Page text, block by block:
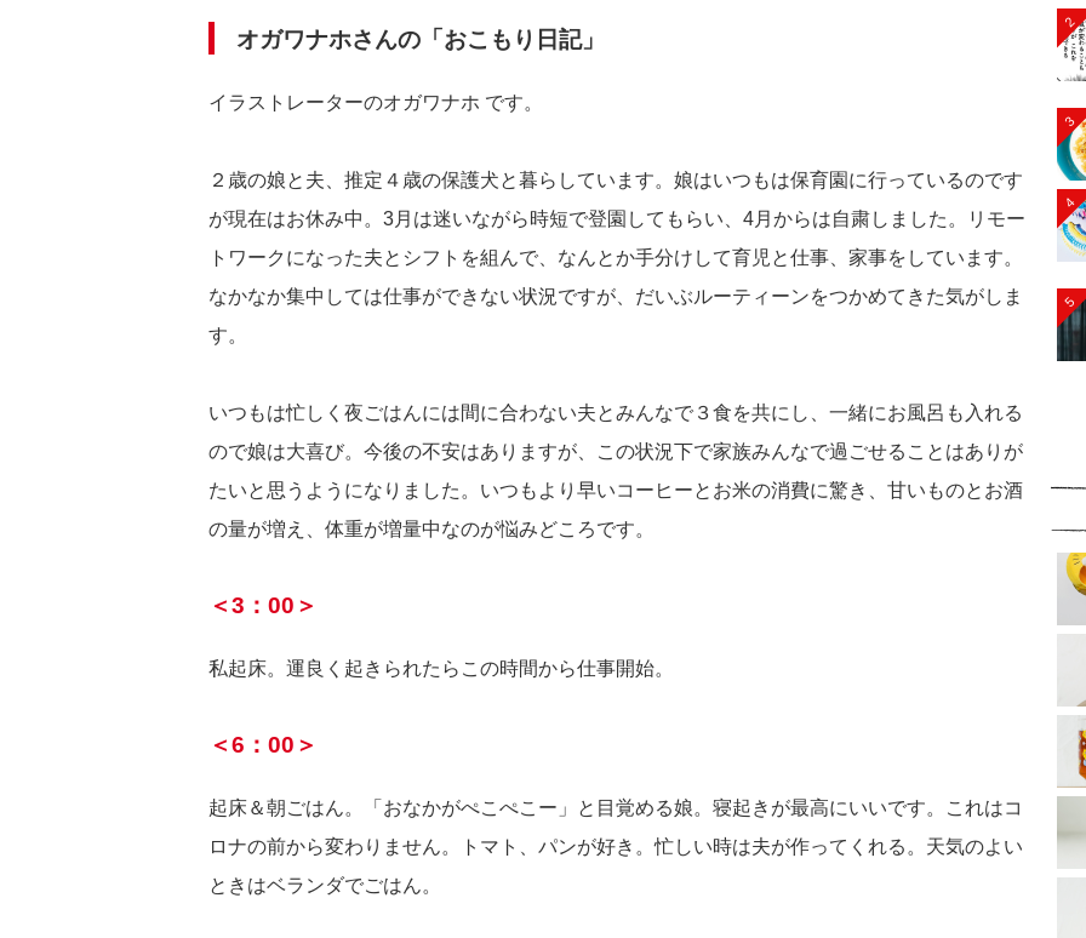
オガワナホさんの「おこもり日記」
イラストレーターのオガワナホ です。
２歳の娘と夫、推定４歳の保護犬と暮らしています。娘はいつもは保育園に行っているのです
が現在はお休み中。3月は迷いながら時短で登園してもらい、4月からは自粛しました。リモー
トワークになった夫とシフトを組んで、なんとか手分けして育児と仕事、家事をしています。
なかなか集中しては仕事ができない状況ですが、だいぶルーティーンをつかめてきた気がしま
す。
いつもは忙しく夜ごはんには間に合わない夫とみんなで３食を共にし、一緒にお風呂も入れる
ので娘は大喜び。今後の不安はありますが、この状況下で家族みんなで過ごせることはありが
たいと思うようになりました。いつもより早いコーヒーとお米の消費に驚き、甘いものとお酒
の量が増え、体重が増量中なのが悩みどころです。
＜3：00＞
私起床。運良く起きられたらこの時間から仕事開始。
＜6：00＞
起床＆朝ごはん。「おなかがぺこぺこー」と目覚める娘。寝起きが最高にいいです。これはコ
ロナの前から変わりません。トマト、パンが好き。忙しい時は夫が作ってくれる。天気のよい
ときはベランダでごはん。
2
3
4
5